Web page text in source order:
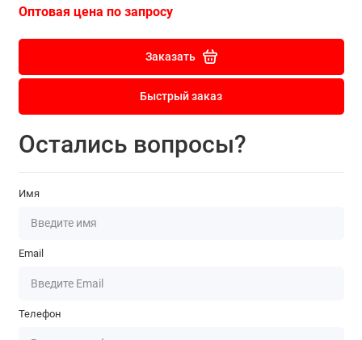
Оптовая цена по запросу
Заказать
Быстрый заказ
Остались вопросы?
Имя
Email
Телефон